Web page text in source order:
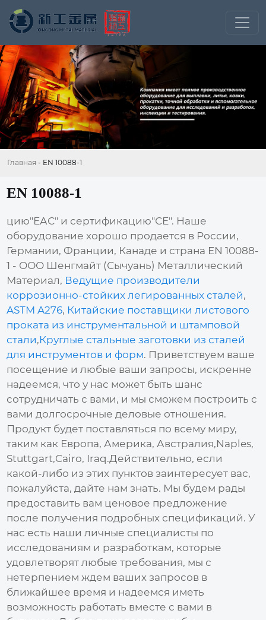
Главная - EN 10088-1
EN 10088-1
цию"ЕАС" и сертификацию"СЕ". Наше
оборудование хорошо продается в России,
Германии, Франции, Канаде и страна EN 10088-
1 - ООО Шенгмайт (Сычуань) Металлический
Материал, Ведущие производители
коррозионно-стойких легированных сталей,
ASTM A276, Китайские поставщики листового
проката из инструментальной и штамповой
стали,Круглые стальные заготовки из сталей
для инструментов и форм. Приветствуем ваше
посещение и любые ваши запросы, искренне
надеемся, что у нас может быть шанс
сотрудничать с вами, и мы сможем построить с
вами долгосрочные деловые отношения.
Продукт будет поставляться по всему миру,
таким как Европа, Америка, Австралия,Naples,
Stuttgart,Cairo, Iraq.Действительно, если
какой-либо из этих пунктов заинтересует вас,
пожалуйста, дайте нам знать. Мы будем рады
предоставить вам ценовое предложение
после получения подробных спецификаций. У
нас есть наши личные специалисты по
исследованиям и разработкам, которые
удовлетворят любые требования, мы с
нетерпением ждем ваших запросов в
ближайшее время и надеемся иметь
возможность работать вместе с вами в